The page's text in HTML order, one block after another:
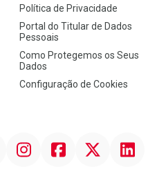
Política de Privacidade
Portal do Titular de Dados
Pessoais
Como Protegemos os Seus
Dados
Configuração de Cookies
InstagramFacebook Linkedin